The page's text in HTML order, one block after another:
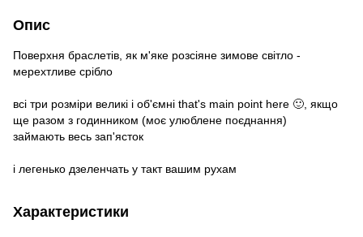
Опис
Поверхня браслетів, як м'яке розсіяне зимове світло -
мерехтливе срібло
всі три розміри великі і об'ємні that's main point here 🙂, якщо
ще разом з годинником (моє улюблене поєднання)
займають весь зап'ясток
і легенько дзеленчать у такт вашим рухам
Характеристики